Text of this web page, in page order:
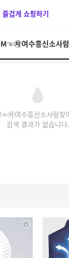
겁게 쇼핑하기
㉷여수흥신소사람찾
검색 결과가 없습니다.